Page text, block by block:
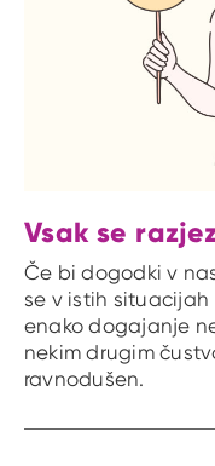
Vsak se
Če bi dogodki v
se v istih situacijah
enako dogajanje
nekim drugim
ravnodušen.